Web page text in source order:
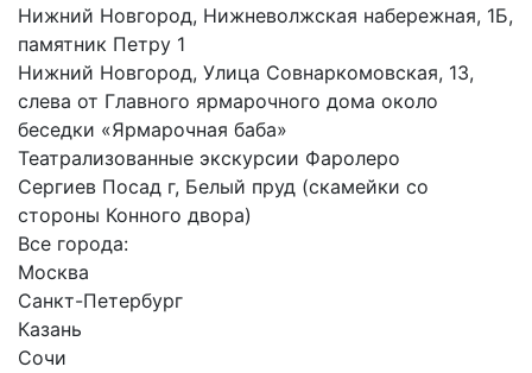
Нижний Новгород, Нижневолжская набережная, 1Б,
памятник Петру 1
Нижний Новгород, Улица Совнаркомовская, 13,
слева от Главного ярмарочного дома около
беседки «Ярмарочная баба»
Театрализованные экскурсии Фаролеро
Сергиев Посад г, Белый пруд (скамейки со
стороны Конного двора)
Все города:
Москва
Санкт-Петербург
Казань
Сочи